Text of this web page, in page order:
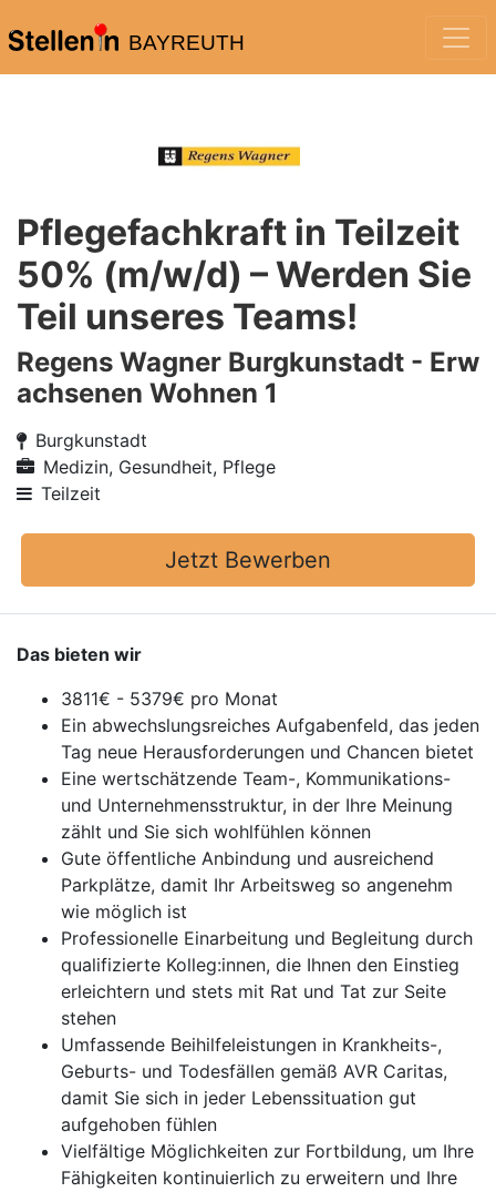
BAYREUTH
Pflegefachkraft in Teilzeit
50% (m/w/d) – Werden Sie
Teil unseres Teams!
Regens Wagner Burgkunstadt - Erw
achsenen Wohnen 1
Burgkunstadt
Medizin, Gesundheit, Pflege
Teilzeit
Jetzt Bewerben
Das bieten wir
3811€ - 5379€ pro Monat
Ein abwechslungsreiches Aufgabenfeld, das jeden
Tag neue Herausforderungen und Chancen bietet
Eine wertschätzende Team-, Kommunikations-
und Unternehmensstruktur, in der Ihre Meinung
zählt und Sie sich wohlfühlen können
Gute öffentliche Anbindung und ausreichend
Parkplätze, damit Ihr Arbeitsweg so angenehm
wie möglich ist
Professionelle Einarbeitung und Begleitung durch
qualifizierte Kolleg:innen, die Ihnen den Einstieg
erleichtern und stets mit Rat und Tat zur Seite
stehen
Umfassende Beihilfeleistungen in Krankheits-,
Geburts- und Todesfällen gemäß AVR Caritas,
damit Sie sich in jeder Lebenssituation gut
aufgehoben fühlen
Vielfältige Möglichkeiten zur Fortbildung, um Ihre
Fähigkeiten kontinuierlich zu erweitern und Ihre